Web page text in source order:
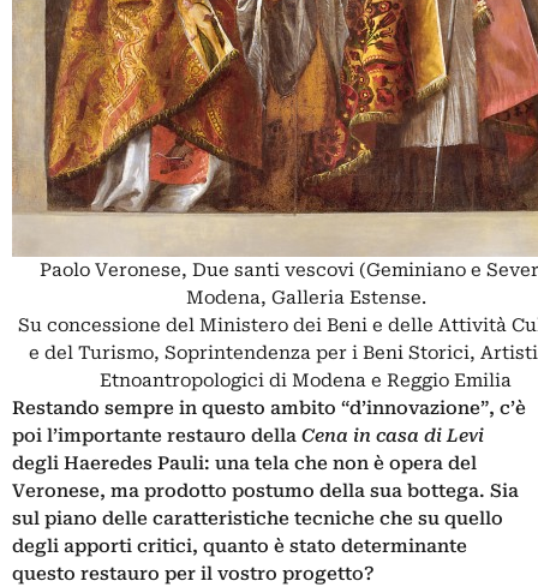
Paolo Veronese, Due santi vescovi (Geminiano e
Modena, Galleria Estense.
Su concessione del Ministero dei Beni e delle Attività
e del Turismo, Soprintendenza per i Beni Storici,
Etnoantropologici di Modena e Reggio Emilia
Restando sempre in questo ambito “d’innovazione”, c’è
poi l’importante restauro della Cena in casa di Levi
degli Haeredes Pauli: una tela che non è opera del
Veronese, ma prodotto postumo della sua bottega. Sia
sul piano delle caratteristiche tecniche che su quello
degli apporti critici, quanto è stato determinante
questo restauro per il vostro progetto?